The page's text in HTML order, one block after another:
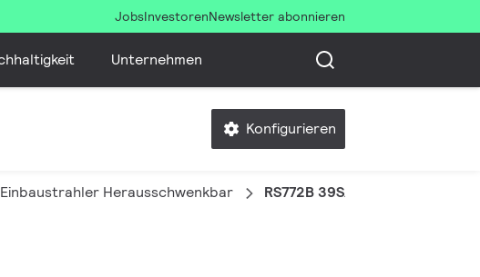
JobsInvestorenNewsletter abonnieren
Unternehmen
Konfigurieren
Herausschwenkbar RS772B 39S/840 PSU-E WB WH